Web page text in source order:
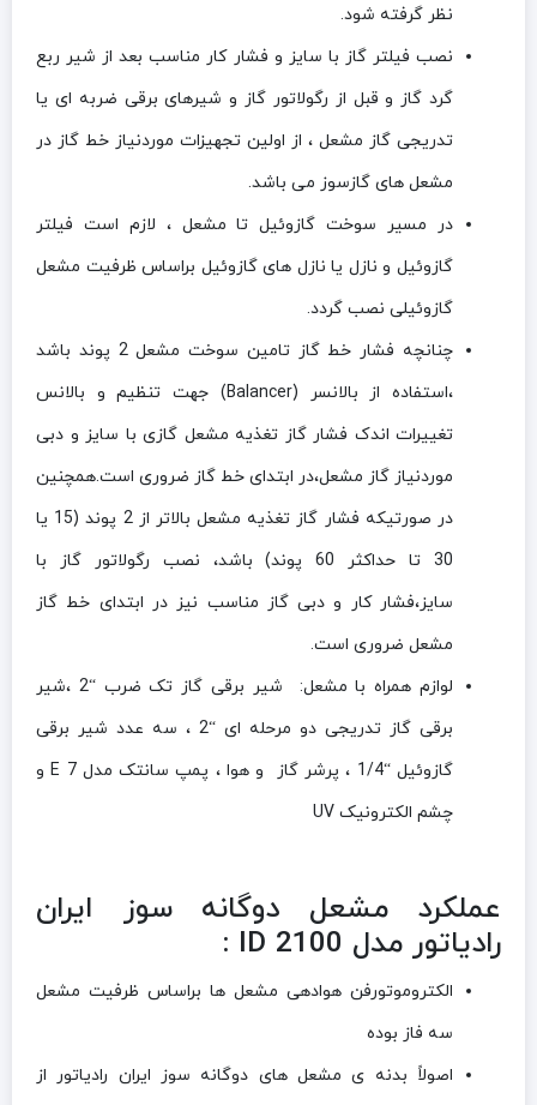
نظر گرفته شود.
نصب فیلتر گاز با سایز و فشار کار مناسب بعد از شیر ربع
گرد گاز و قبل از رگولاتور گاز و شیرهای برقی ضربه ای یا
تدریجی گاز مشعل ، از اولین تجهیزات موردنیاز خط گاز در
مشعل های گازسوز می باشد.
در مسير سوخت گازوئيل تا مشعل ، لازم است فيلتر
گازوئيل و نازل یا نازل های گازوئیل براساس ظرفیت مشعل
گازوئیلی نصب گردد.
چنانچه فشار خط گاز تامین سوخت مشعل 2 پوند باشد
،استفاده از بالانسر (Balancer) جهت تنظیم و بالانس
تغییرات اندک فشار گاز تغذیه مشعل گازی با سایز و دبی
موردنیاز گاز مشعل،در ابتدای خط گاز ضروری است.همچنین
در صورتیکه فشار گاز تغذیه مشعل بالاتر از 2 پوند (15 یا
30 تا حداکثر 60 پوند) باشد، نصب رگولاتور گاز با
سایز،فشار کار و دبی گاز مناسب نیز در ابتدای خط گاز
مشعل ضروری است.
لوازم همراه با مشعل: شیر برقی گاز تک ضرب “2 ،شیر
برقی گاز تدریجی دو مرحله ای “2 ، سه عدد شیر برقی
گازوئیل “1/4 ، پرشر گاز و هوا ، پمپ سانتک مدل E 7 و
چشم الکترونیک UV
عملکرد مشعل دوگانه سوز ایران
رادیاتور مدل ID 2100 :
الکتروموتورفن هوادهی مشعل ها براساس ظرفیت مشعل
سه فاز بوده
اصولاً بدنه ی مشعل های دوگانه سوز ایران رادیاتور از